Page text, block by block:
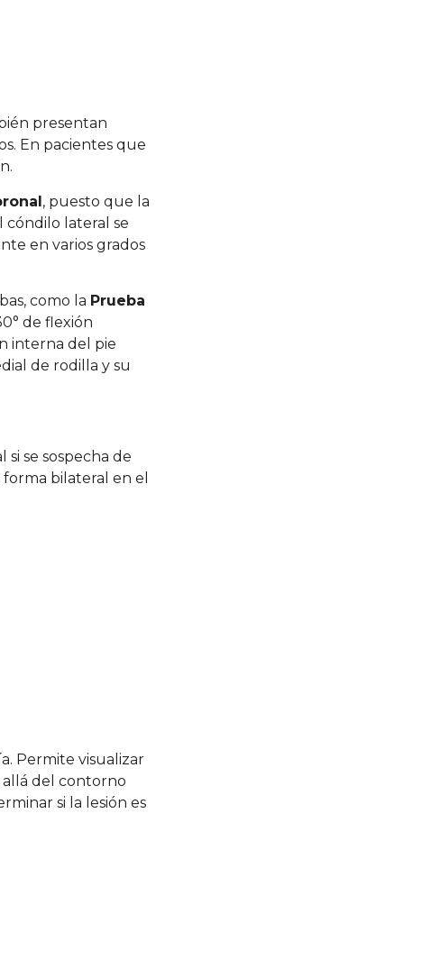
presentan
En pacientes que
, puesto que la
cóndilo lateral se
en varios grados
como la Prueba
de flexión
interna del pie
de rodilla y su
se sospecha de
bilateral en el
Permite visualizar
allá del contorno
si la lesión es